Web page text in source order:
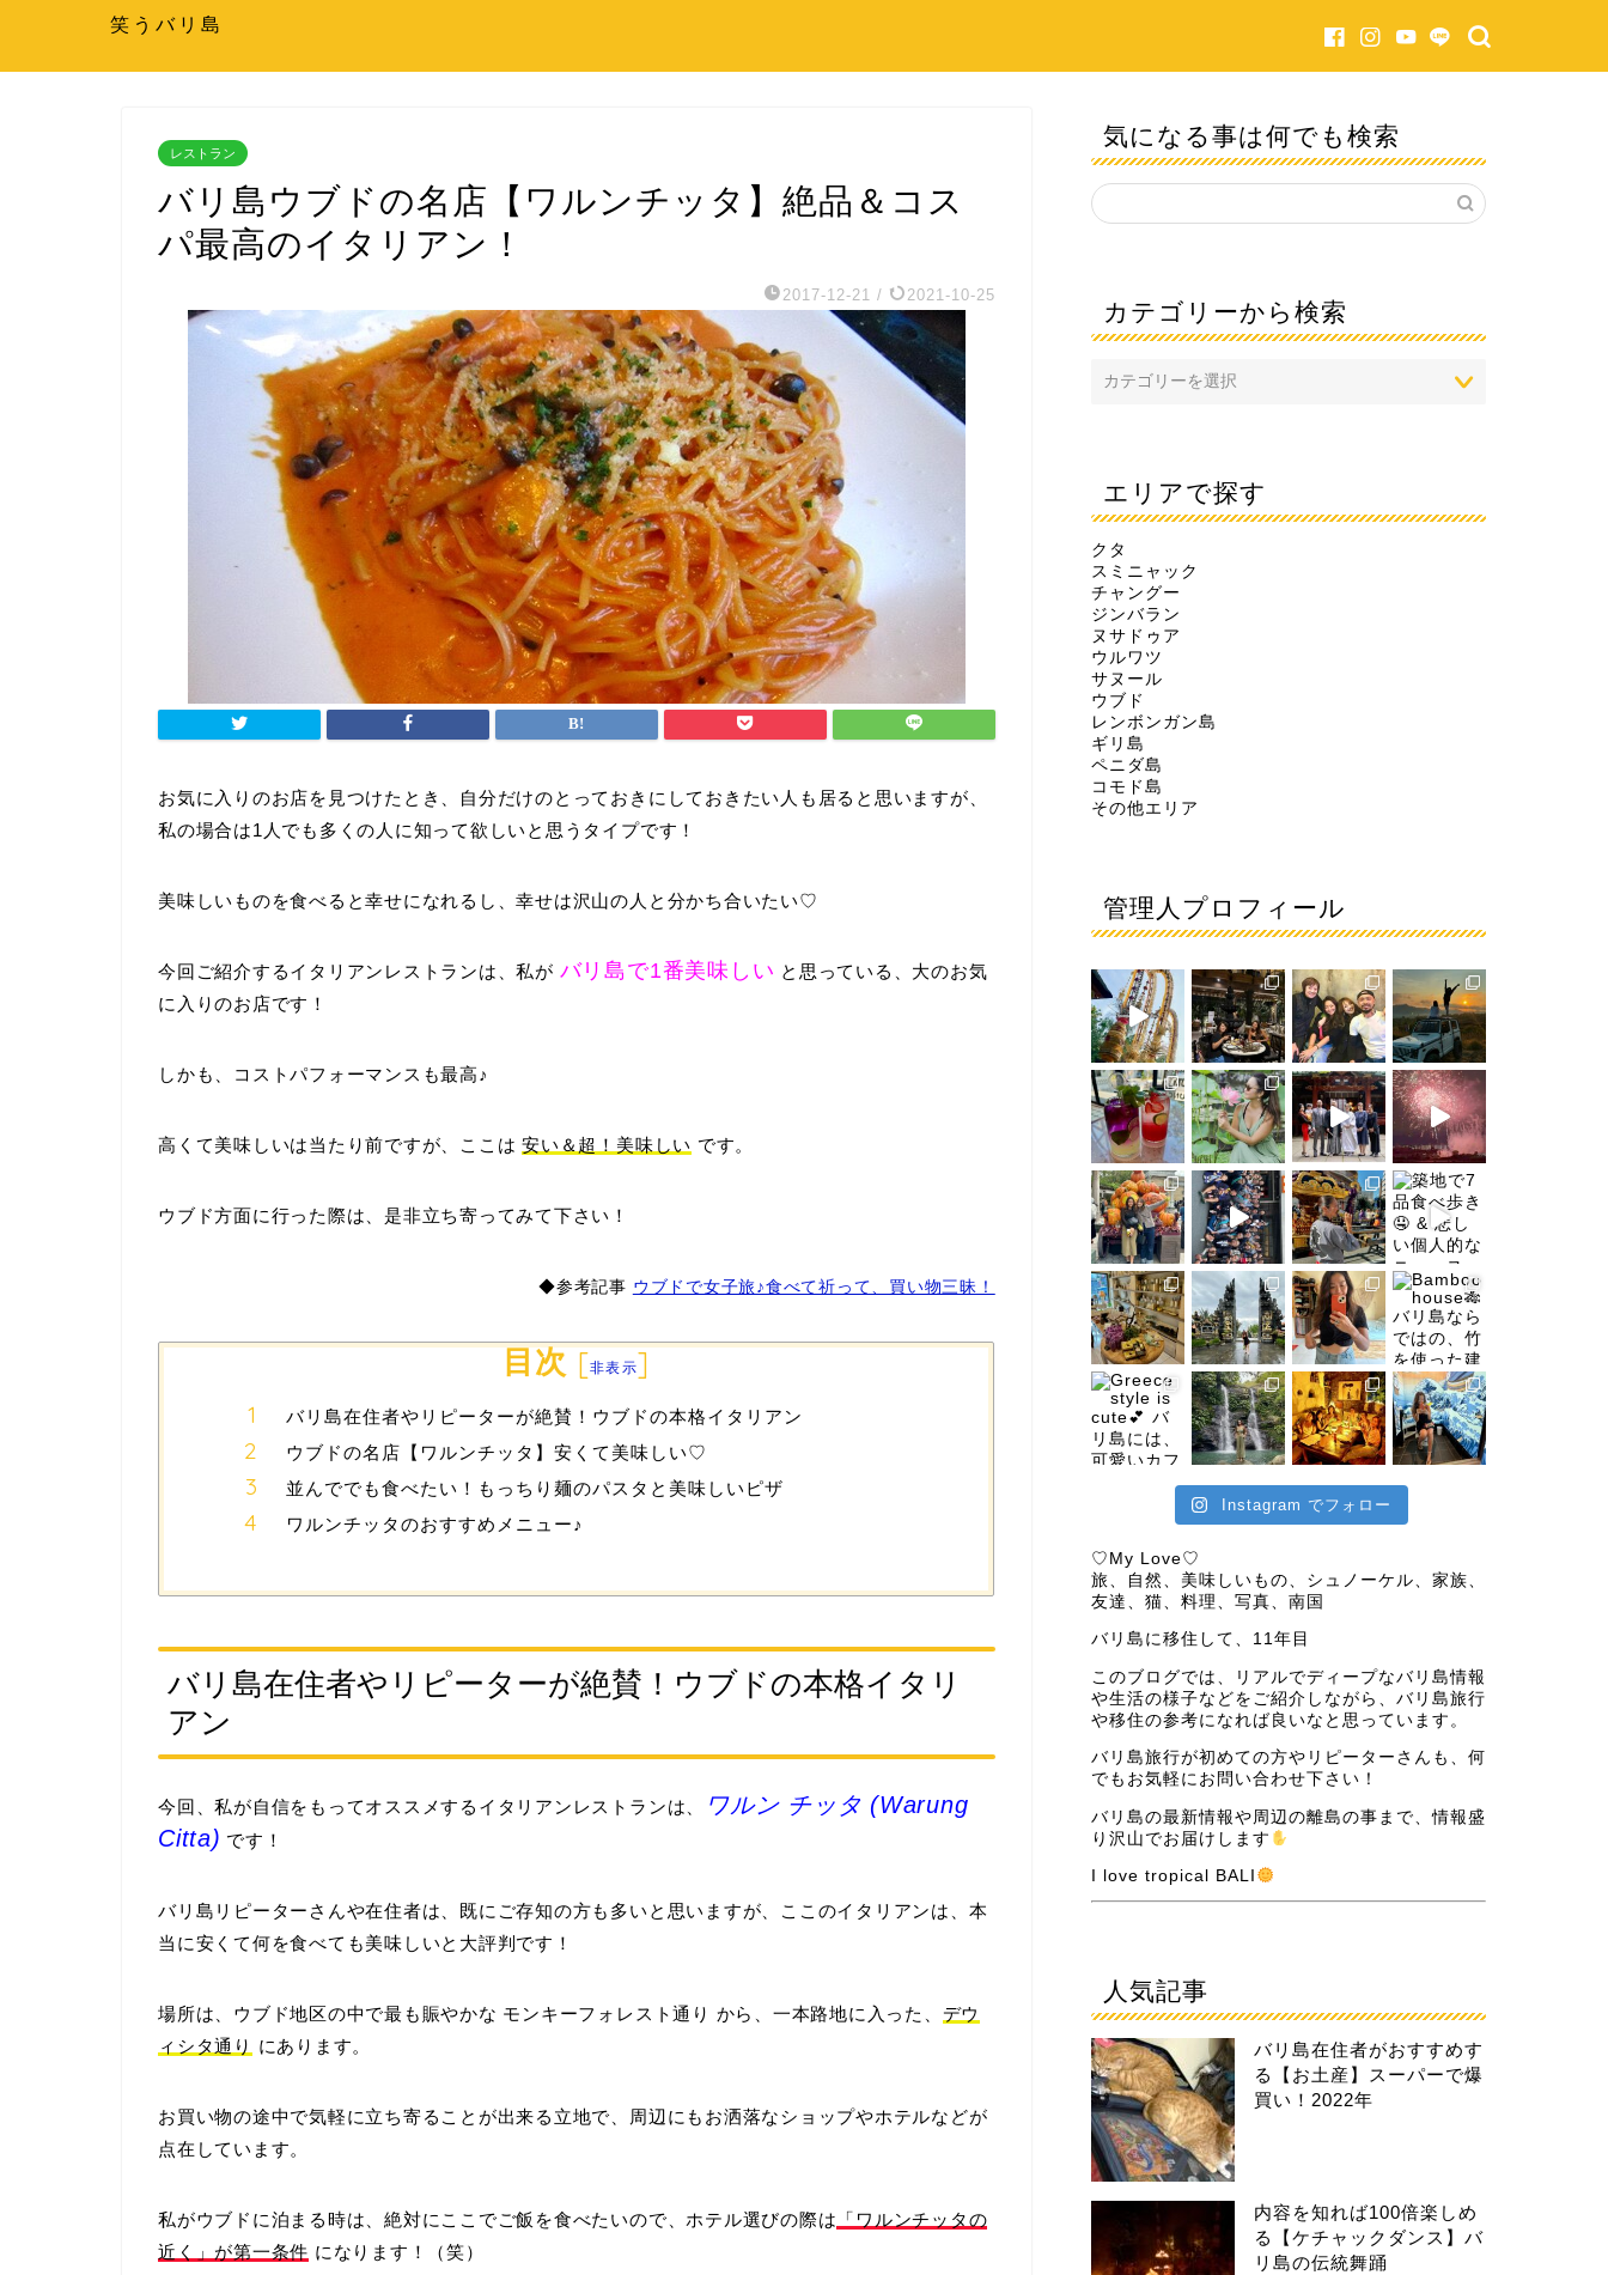
笑うバリ島
レストラン
バリ島ウブドの名店【ワルンチッタ】絶品＆コス
パ最高のイタリアン！
2017-12-21 / 2021-10-25
お気に入りのお店を見つけたとき、自分だけのとっておきにしておきたい人も居ると思いますが、
私の場合は1人でも多くの人に知って欲しいと思うタイプです！
美味しいものを食べると幸せになれるし、幸せは沢山の人と分かち合いたい♡
今回ご紹介するイタリアンレストランは、私が バリ島で1番美味しい と思っている、大のお気
に入りのお店です！
しかも、コストパフォーマンスも最高♪
高くて美味しいは当たり前ですが、ここは安い＆超！美味しい です。
ウブド方面に行った際は、是非立ち寄ってみて下さい！
◆参考記事 ウブドで女子旅♪食べて祈って、買い物三昧！
目次 [非表示]
バリ島在住者やリピーターが絶賛！ウブドの本格イタリアン
ウブドの名店【ワルンチッタ】安くて美味しい♡
並んででも食べたい！もっちり麺のパスタと美味しいピザ
ワルンチッタのおすすめメニュー♪
バリ島在住者やリピーターが絶賛！ウブドの本格イタリ
アン
今回、私が自信をもってオススメするイタリアンレストランは、
ワルン チッタ (Warung
Citta) です！
バリ島リピーターさんや在住者は、既にご存知の方も多いと思いますが、ここのイタリアンは、本
当に安くて何を食べても美味しいと大評判です！
場所は、ウブド地区の中で最も賑やかな モンキーフォレスト通り から、一本路地に入った、 デウ
ィシタ通り にあります。
お買い物の途中で気軽に立ち寄ることが出来る立地で、周辺にもお洒落なショップやホテルなどが
点在しています。
私がウブドに泊まる時は、絶対にここでご飯を食べたいので、ホテル選びの際は 「ワルンチッタの
近く」が第一条件 になります！（笑）
気になる事は何でも検索
カテゴリーから検索
エリアで探す
クタ
スミニャック
チャングー
ジンバラン
ヌサドゥア
ウルワツ
サヌール
ウブド
レンボンガン島
ギリ島
ペニダ島
コモド島
その他エリア
管理人プロフィール
Instagram でフォロー
♡My Love♡
旅、自然、美味しいもの、シュノーケル、家族、
友達、猫、料理、写真、南国
バリ島に移住して、11年目
このブログでは、リアルでディープなバリ島情報
や生活の様子などをご紹介しながら、バリ島旅行
や移住の参考になれば良いなと思っています。
バリ島旅行が初めての方やリピーターさんも、何
でもお気軽にお問い合わせ下さい！
バリ島の最新情報や周辺の離島の事まで、情報盛
り沢山でお届けします
I love tropical BALI
人気記事
バリ島在住者がおすすめす
る【お土産】スーパーで爆
買い！2022年
内容を知れば100倍楽しめ
る【ケチャックダンス】バ
リ島の伝統舞踊